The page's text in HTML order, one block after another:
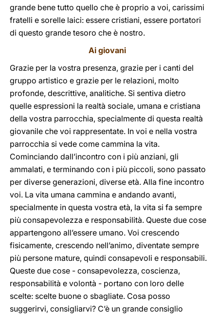
grande bene tutto quello che è proprio a voi, carissimi
fratelli e sorelle laici: essere cristiani, essere portatori
di questo grande tesoro che è nostro.
Ai giovani
Grazie per la vostra presenza, grazie per i canti del
gruppo artistico e grazie per le relazioni, molto
profonde, descrittive, analitiche. Si sentiva dietro
quelle espressioni la realtà sociale, umana e cristiana
della vostra parrocchia, specialmente di questa realtà
giovanile che voi rappresentate. In voi e nella vostra
parrocchia si vede come cammina la vita.
Cominciando dall’incontro con i più anziani, gli
ammalati, e terminando con i più piccoli, sono passato
per diverse generazioni, diverse età. Alla fine incontro
voi. La vita umana cammina e andando avanti,
specialmente in questa vostra età, la vita si fa sempre
più consapevolezza e responsabilità. Queste due cose
appartengono all’essere umano. Voi crescendo
fisicamente, crescendo nell’animo, diventate sempre
più persone mature, quindi consapevoli e responsabili.
Queste due cose - consapevolezza, coscienza,
responsabilità e volontà - portano con loro delle
scelte: scelte buone o sbagliate. Cosa posso
suggerirvi, consigliarvi? C’è un grande consiglio